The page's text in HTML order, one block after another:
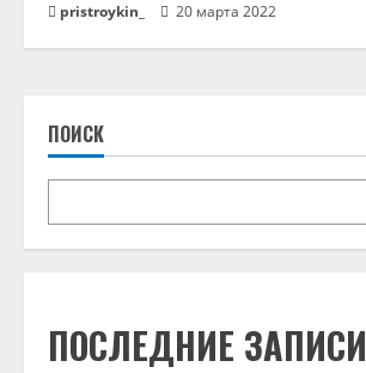
pristroykin_ 20 марта 2022
ПОИСК
ПОСЛЕДНИЕ ЗАПИСИ